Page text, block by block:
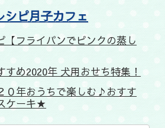
シピ月子カフェ
【フライパンでピンクの蒸し
め2020年 犬用おせち特集！
０年おうちで楽しむ♪おすす
ケーキ★